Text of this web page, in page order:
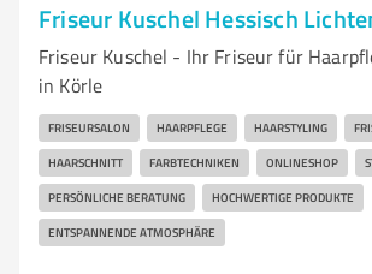
Friseur Kuschel Hessisch
Friseur Kuschel - Ihr Friseur für
in Körle
FRISEURSALON HAARPFLEGE HAARSTYLING
HAARSCHNITT FARBTECHNIKEN ONLINESHOP
PERSÖNLICHE BERATUNG HOCHWERTIGE PRODUKTE
ENTSPANNENDE ATMOSPHÄRE